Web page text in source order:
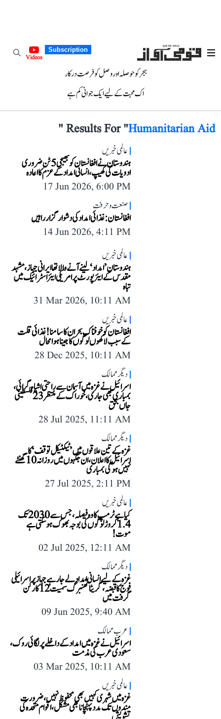
Subscription
Videos
ہجر کو حوصلہ اور وصل کو فرصت درکار
اک محبت کے لیے ایک جوانی کم ہے
Results For "Humanitarian Aid
"
عالمی خبریں
ہندوستان نے افغانستان کو بھیجی 5 ٹن ضروری
ادویات کی کھیپ، انسانی امداد کے عزم کا اعادہ
17 Jun 2026, 6:00 PM
صنعت و حرفت
افغانستان: غذائی امداد کی دشوار گزار راہیں
14 Jun 2026, 4:11 PM
عالمی خبریں
ہندوستان ’امداد‘ لینے آنے والا تھا ایرانی جہاز، مشہد
مقدس کے ایئرپورٹ پر امریکی ایئراسٹرائیک میں
تباہ
31 Mar 2026, 10:11 AM
عالمی خبریں
افغانستان کو خوفناک بحران کا سامنا! غذائی قلت
کے سبب لاکھوں لوگوں کا جینا ہوا محال
28 Dec 2025, 10:11 AM
دیگر ممالک
اسرائیل نے غزہ میں آسمان سے راحتی اشیاء گرائی،
بمباری بھی جاری، خوراک کے منتظر 23 فلسطینی
جاں بحق
28 Jul 2025, 11:11 AM
دیگر ممالک
غزہ کے تین علاقوں میں ’ٹیکٹیکل توقف‘ کا
اسرائیل کا اعلان، ان جگہوں میں روزانہ 10 گھنٹے
نہیں ہوگی بمباری
27 Jul 2025, 2:11 PM
عالمی خبریں
کیا ہے ٹرمپ کا وہ فیصلہ، جس سے 2030 تک
1.4 کروڑ لوگوں کی بوجہ بھوک ہو سکتی ہے
موت!
02 Jul 2025, 12:11 AM
دیگر ممالک
غزہ کے لیے انسانی امداد لے جا رہے جہاز پر اسرائیلی
فوج کا قبضہ، گریٹا تھنبرگ سمیت 12 کارکن
گرفت میں
09 Jun 2025, 9:40 AM
عرب ممالک
اسرائیل نے غزہ میں امداد کے داخلے پر لگائی روک،
سعودی عرب کی مذمت
03 Mar 2025, 10:11 AM
عالمی خبریں
غزہ میں شہری کہیں بھی محفوظ نہیں، ضرورت
مندوں تک مدد پہنچانا بھی مشکل، اقوام متحدہ کی